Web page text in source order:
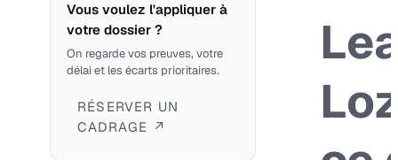
Vous voulez l'appliquer à
votre dossier ?
On regarde vos preuves, votre
délai et les écarts prioritaires.
RÉSERVER UN
CADRAGE ↗